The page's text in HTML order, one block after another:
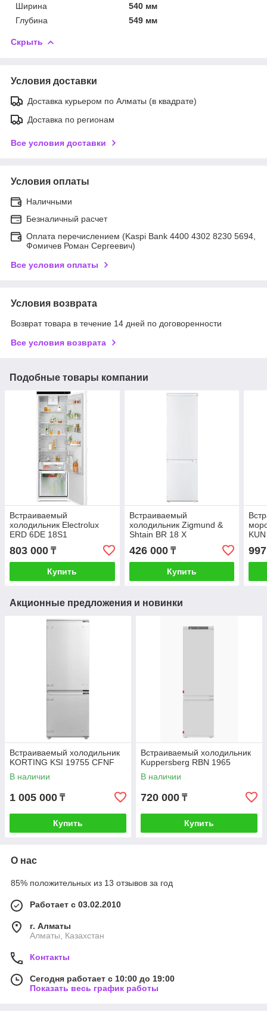
Ширина
540 мм
Глубина
549 мм
Скрыть
Условия доставки
Доставка курьером по Алматы (в квадрате)
Доставка по регионам
Все условия доставки
Условия оплаты
Наличными
Безналичный расчет
Оплата перечислением (Kaspi Bank 4400 4302 8230 5694,
Фомичев Роман Сергеевич)
Все условия оплаты
Условия возврата
Возврат товара в течение 14 дней по договоренности
Все условия возврата
Подобные товары компании
Встраиваемый
холодильник Electrolux
ERD 6DE 18S1
803 000 ₸
Купить
Встраиваемый
холодильник Zigmund &
Shtain BR 18 X
426 000₸
Купить
Акционные предложения и новинки
Встраиваемый холодильник
KORTING KSI 19755 CFNF
В наличии
1 005 000 ₸
Купить
Встраиваемый холодильник
Kuppersberg RBN 1965
В наличии
720 000 ₸
Купить
О нас
85% положительных из 13 отзывов за год
Работает с 03.02.2010
г. Алматы
Алматы, Казахстан
Контакты
Сегодня работает с 10:00 до 19:00
Показать весь график работы